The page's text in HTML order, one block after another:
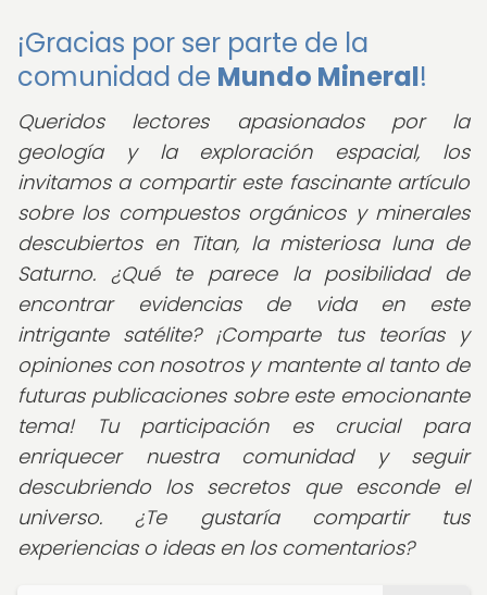
¡Gracias por ser parte de la
comunidad de Mundo Mineral!
Queridos lectores apasionados por la
geología y la exploración espacial, los
invitamos a compartir este fascinante artículo
sobre los compuestos orgánicos y minerales
descubiertos en Titan, la misteriosa luna de
Saturno. ¿Qué te parece la posibilidad de
encontrar evidencias de vida en este
intrigante satélite? ¡Comparte tus teorías y
opiniones con nosotros y mantente al tanto de
futuras publicaciones sobre este emocionante
tema! Tu participación es crucial para
enriquecer nuestra comunidad y seguir
descubriendo los secretos que esconde el
universo. ¿Te gustaría compartir tus
experiencias o ideas en los comentarios?